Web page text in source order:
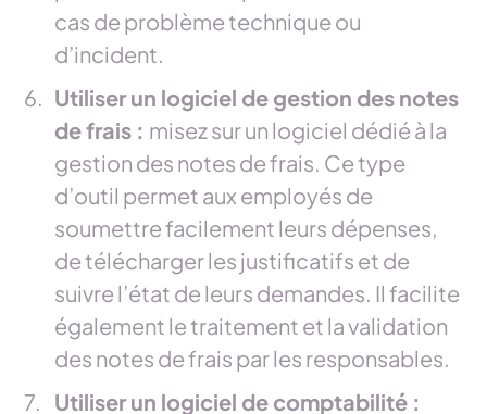
cas de problème technique ou
d’incident.
Utiliser un logiciel de gestion des notes
de frais : misez sur un logiciel dédié à la
gestion des notes de frais. Ce type
d’outil permet aux employés de
soumettre facilement leurs dépenses,
de télécharger les justificatifs et de
suivre l’état de leurs demandes. Il facilite
également le traitement et la validation
des notes de frais par les responsables.
Utiliser un logiciel de comptabilité :